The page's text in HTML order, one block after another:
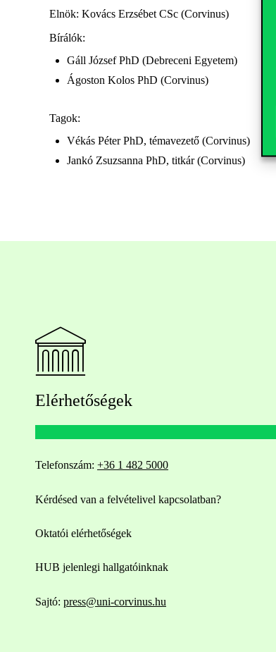
Elnök: Kovács Erzsébet CSc (Corvinus)
Bírálók:
Gáll József PhD (Debreceni Egyetem)
Ágoston Kolos PhD (Corvinus)
Tagok:
Vékás Péter PhD, témavezető (Corvinus)
Jankó Zsuzsanna PhD, titkár (Corvinus)
Elérhetőségek
Telefonszám: +36 1 482 5000
Kérdésed van a felvételivel kapcsolatban?
Oktatói elérhetőségek
HUB jelenlegi hallgatóinknak
Sajtó: press@uni-corvinus.hu